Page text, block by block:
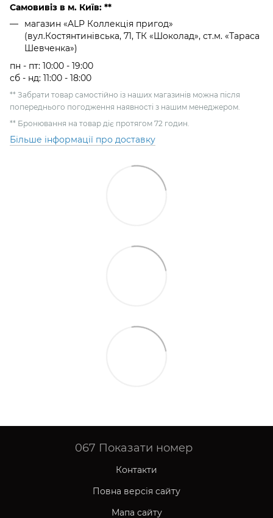
Самовивіз в м. Київ: **
магазин «ALP Коллекція пригод»
(вул.Костянтинівська, 71, ТК «Шоколад», ст.м. «Тараса
Шевченка»)
пн - пт: 10:00 - 19:00
сб - нд: 11:00 - 18:00
** Забрати товар самостійно із наших магазинів можна після
попереднього погодження наявності з нашим менеджером.
** Бронювання на товар діє протягом 72 годин.
Більше інформації про доставку
067 Показати номер
Контакти
Повна версія сайту
Мапа сайту